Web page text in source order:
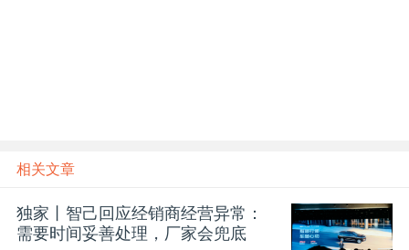
相关文章
独家丨智己回应经销商经营异常：
需要时间妥善处理，厂家会兜底